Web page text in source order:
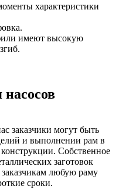
характеристики
имеют высокую
насосов
заказчики могут быть
и выполнении рам в
Собственное
заготовок
заказчикам любую раму
сроки.